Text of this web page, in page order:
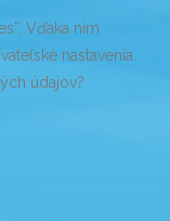
Vďaka nim
nastavenia.
údajov?